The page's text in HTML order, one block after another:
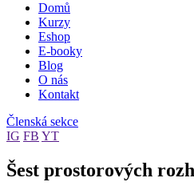
Domů
Kurzy
Eshop
E-booky
Blog
O nás
Kontakt
Členská sekce
IG FB YT
Šest prostorových